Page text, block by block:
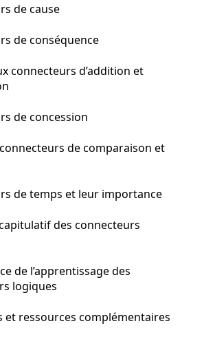
de cause
de conséquence
connecteurs d’addition et
de concession
de comparaison et
de temps et leur importance
des connecteurs
de l’apprentissage des
logiques
et ressources complémentaires